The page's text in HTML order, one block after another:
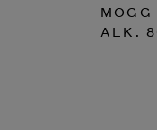
MOGG
ALK.